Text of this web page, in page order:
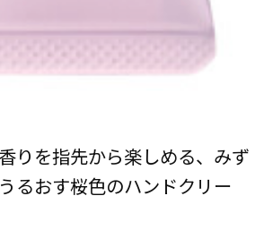
りを指先から楽しめる、みず
るおす桜色のハンドクリー